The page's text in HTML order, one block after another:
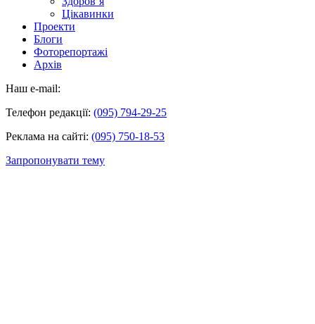
Цікавинки
Проекти
Блоги
Фоторепортажі
Архів
Наш e-mail:
Телефон редакції: (095) 794-29-25
Реклама на сайті: (095) 750-18-53
Запропонувати тему